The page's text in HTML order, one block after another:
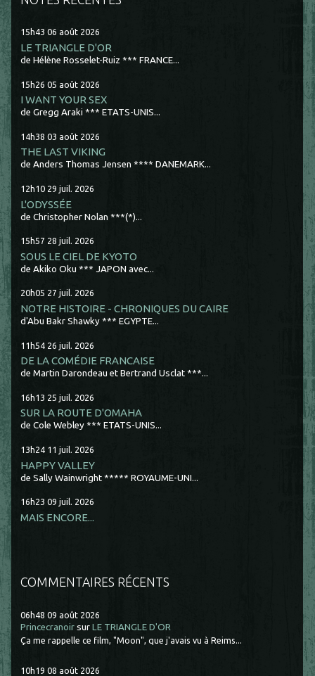
15h43 06 août 2026
LE TRIANGLE D'OR
de Hélène Rosselet-Ruiz *** FRANCE...
15h26 05 août 2026
I WANT YOUR SEX
de Gregg Araki *** ETATS-UNIS...
14h38 03 août 2026
THE LAST VIKING
de Anders Thomas Jensen **** DANEMARK...
12h10 29 juil. 2026
L'ODYSSÉE
de Christopher Nolan ***(*)...
15h57 28 juil. 2026
SOUS LE CIEL DE KYOTO
de Akiko Oku *** JAPON avec...
20h05 27 juil. 2026
NOTRE HISTOIRE - CHRONIQUES DU CAIRE
d'Abu Bakr Shawky *** EGYPTE...
11h54 26 juil. 2026
DE LA COMÉDIE FRANCAISE
de Martin Darondeau et Bertrand Usclat ***...
16h13 25 juil. 2026
SUR LA ROUTE D'OMAHA
de Cole Webley *** ETATS-UNIS...
13h24 11 juil. 2026
HAPPY VALLEY
de Sally Wainwright ***** ROYAUME-UNI...
16h23 09 juil. 2026
MAIS ENCORE...
COMMENTAIRES RÉCENTS
06h48 09 août 2026
Princecranoir surLE TRIANGLE D'OR
Ça me rappelle ce film, "Moon", que j'avais vu à Reims...
10h19 08 août 2026